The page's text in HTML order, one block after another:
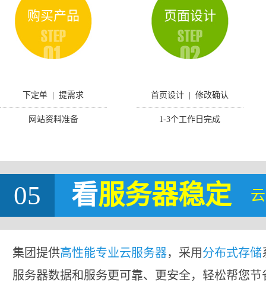
购买产品
下定单 | 提需求
网站资料准备
页面设计
首页设计 | 修改确认
1-3个工作日完成
05 看服务器稳定
集团提供高性能专业云服务器，采用分布式存储
服务器数据和服务更可靠、更安全，轻松帮您节